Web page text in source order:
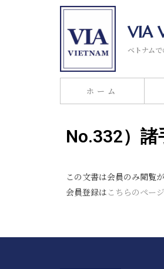
VIA
ベトナム
ホーム
No.332）
この文書は会員のみ閲覧が
会員登録は こちらのページ